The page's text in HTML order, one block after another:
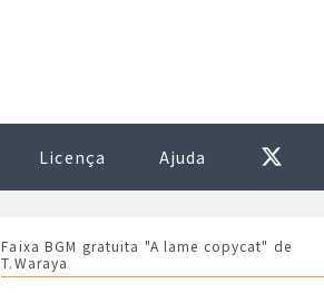
Licença Ajuda
Faixa BGM gratuita "A lame copycat" de
T.Waraya